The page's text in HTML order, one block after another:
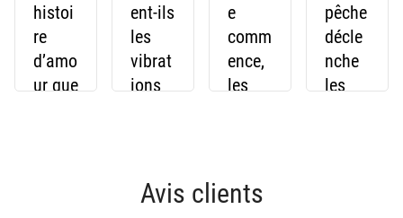
histoi
re
d’amo
ur que
ent-ils
les
vibrat
ions
e
comm
ence,
les
limité
pêche
décle
nche
les
Avis clients